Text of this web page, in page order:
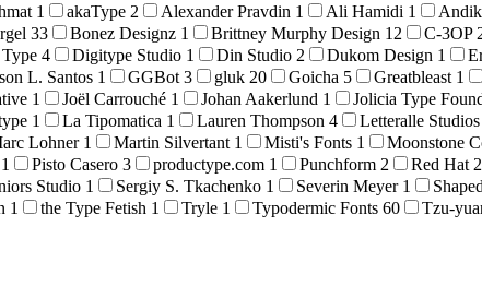
1 akaType 2 Alexander Pravdin 1 Ali Hamidi 1
33 Bonez Designz 1 Brittney Murphy Design 12 C-3OP
4 Digitype Studio 1 Din Studio 2 Dukom Design 1
L. Santos 1 GGBot 3 gluk 20 Goicha 5 Greatbleast 1
1 Joël Carrouché 1 Johan Aakerlund 1 Jolicia Type
1 La Tipomatica 1 Lauren Thompson 4 Letteralle Studios
Lohner 1 Martin Silvertant 1 Misti's Fonts 1 Moonstone
1 Pisto Casero 3 productype.com 1 Punchform 2 Red Hat 2
Studio 1 Sergiy S. Tkachenko 1 Severin Meyer 1
1 the Type Fetish 1 Tryle 1 Typodermic Fonts 60 Tzu-